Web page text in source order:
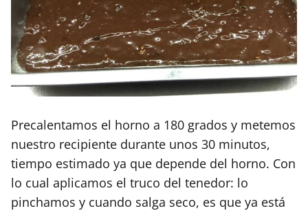
Precalentamos el horno a 180 grados y metemos
nuestro recipiente durante unos 30 minutos,
tiempo estimado ya que depende del horno. Con
lo cual aplicamos el truco del tenedor: lo
pinchamos y cuando salga seco, es que ya está